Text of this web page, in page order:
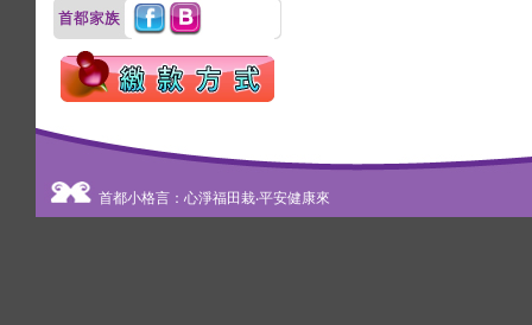
首都小格言：心淨福田栽‧平安健康來